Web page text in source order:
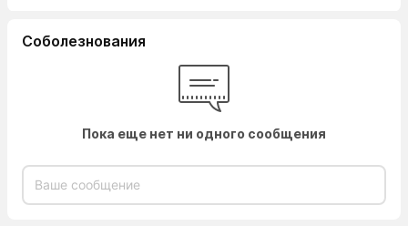
Соболезнования
Пока еще нет ни одного сообщения